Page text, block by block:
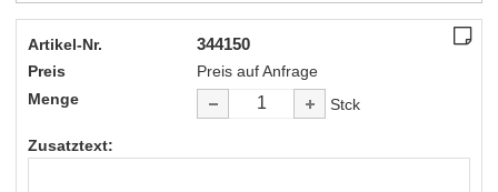
Artikel-Nr. 344150
Preis
Preis auf Anfrage
Menge
Stck
Zusatztext: